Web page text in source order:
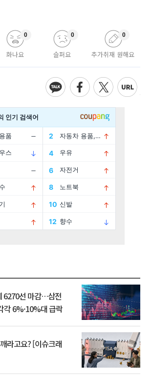
화나요
0
슬퍼요
0
추가취재 원해요
0
6270선 마감…삼전
각 6%·10%대 급락
라고요? [이슈크래